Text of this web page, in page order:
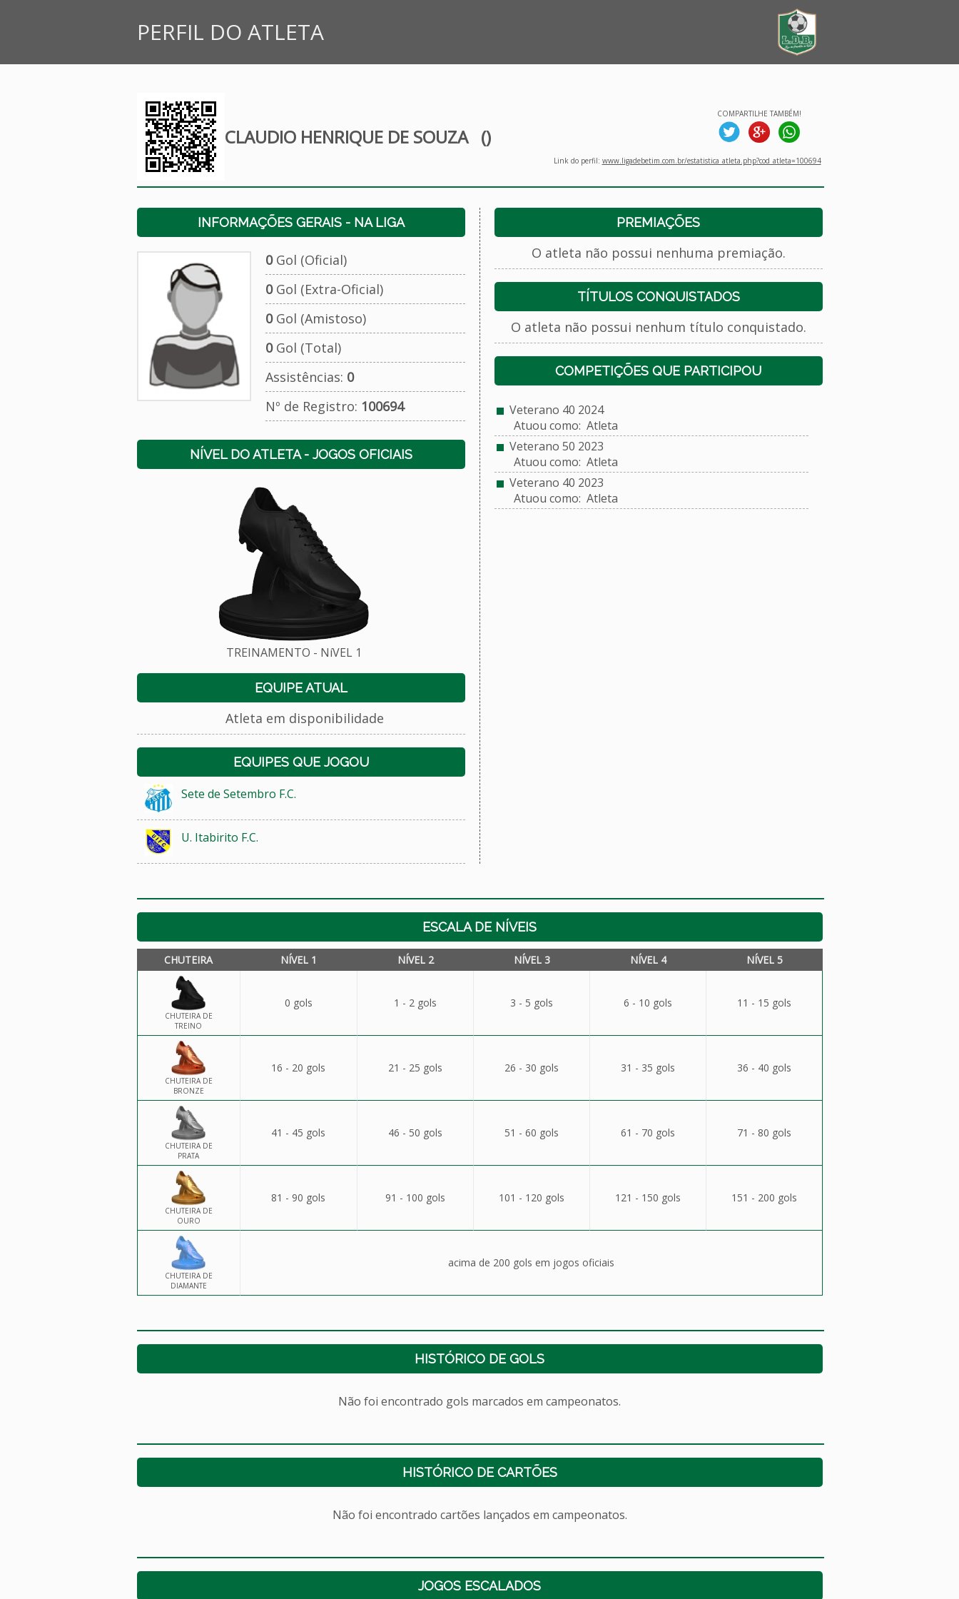
PERFIL DO ATLETA
CLAUDIO HENRIQUE DE SOUZA ()
COMPARTILHE TAMBÉM!
Link do perfil: www.ligadebetim.com.br/estatistica_atleta.php?cod_atleta=100694
INFORMAÇÕES GERAIS - NA LIGA
0Gol (Oficial)
0Gol (Extra-Oficial)
0Gol (Amistoso)
0Gol (Total)
Assistências: 0
Nº de Registro: 100694
NÍVEL DO ATLETA - JOGOS OFICIAIS
TREINAMENTO - NíVEL 1
EQUIPE ATUAL
Atleta em disponibilidade
EQUIPES QUE JOGOU
Sete de Setembro F.C.
U. Itabirito F.C.
PREMIAÇÕES
O atleta não possui nenhuma premiação.
TÍTULOS CONQUISTADOS
O atleta não possui nenhum título conquistado.
COMPETIÇÕES QUE PARTICIPOU
Veterano 40 2024
Atuou como: Atleta
Veterano 50 2023
Atuou como: Atleta
Veterano 40 2023
Atuou como: Atleta
ESCALA DE NÍVEIS
CHUTEIRA NÍVEL 1 NÍVEL 2 NÍVEL 3 NÍVEL 4 NÍVEL 5
CHUTEIRA DE
TREINO
0 gols 1 - 2 gols 3 - 5 gols 6 - 10 gols 11 - 15 gols
CHUTEIRA DE
BRONZE
16 - 20 gols 21 - 25 gols 26 - 30 gols 31 - 35 gols 36 - 40 gols
CHUTEIRA DE
PRATA
41 - 45 gols 46 - 50 gols 51 - 60 gols 61 - 70 gols 71 - 80 gols
CHUTEIRA DE
OURO
81 - 90 gols 91 - 100 gols 101 - 120 gols 121 - 150 gols 151 - 200 gols
CHUTEIRA DE
DIAMANTE
acima de 200 gols em jogos oficiais
HISTÓRICO DE GOLS
Não foi encontrado gols marcados em campeonatos.
HISTÓRICO DE CARTÕES
Não foi encontrado cartões lançados em campeonatos.
JOGOS ESCALADOS